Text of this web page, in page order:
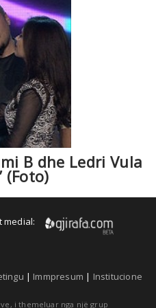
B dhe Ledri Vula
(Foto)
medial:
| Immpresum | Institucione
i themeluar nga një grup